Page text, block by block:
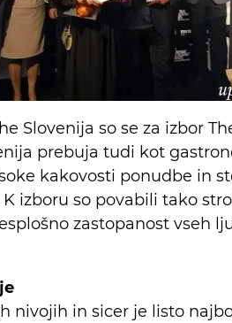
Slovenija so se za izbor
prebuja tudi kot
kakovosti ponudbe in
izboru so povabili tako
zastopanost vseh
nivojih in sicer je listo